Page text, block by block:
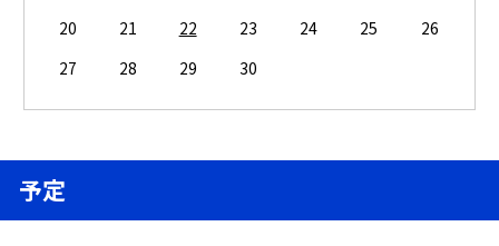
20
21 22 23 24 25
26
27
28 29 30
予定